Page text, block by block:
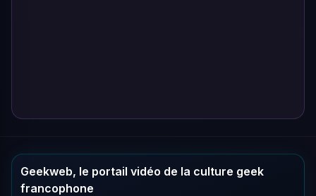
Geekweb, le portail vidéo de la culture geek
francophone